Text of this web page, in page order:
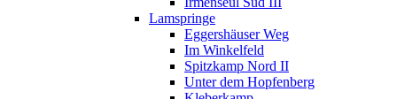
Lamspringe
Eggershäuser Weg
Im Winkelfeld
Spitzkamp Nord II
Unter dem Hopfenberg